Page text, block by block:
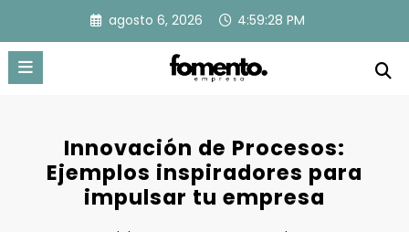
contenido
agosto 6, 2026 4:59:29 PM
Innovación de Procesos:
Ejemplos inspiradores para
impulsar tu empresa